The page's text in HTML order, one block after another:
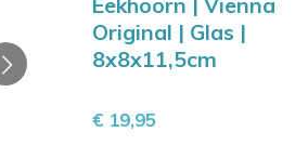
Original | Glas |
8x8x11,5cm
€ 19,95